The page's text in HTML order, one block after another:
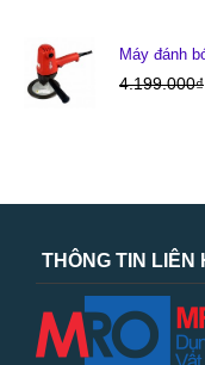
Máy đánh
4.199.000₫
THÔNG TIN LIÊN